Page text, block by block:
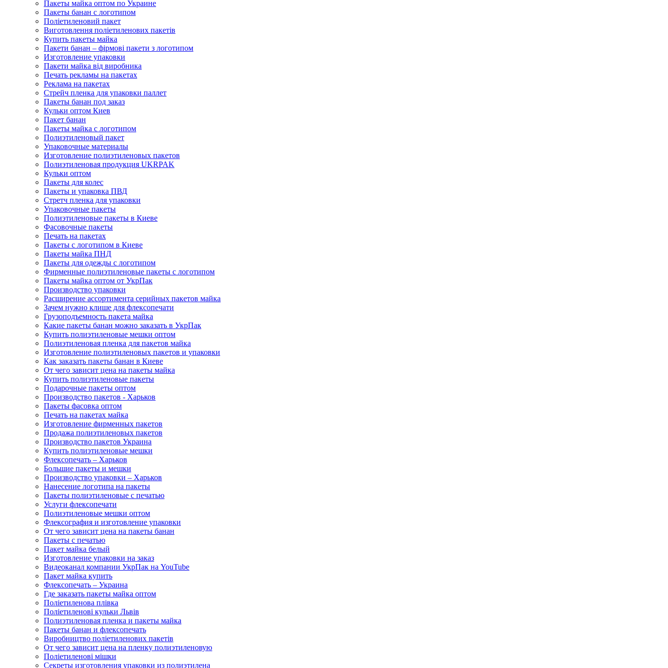
Пакеты майка оптом по Украине
Пакеты банан с логотипом
Поліетиленовий пакет
Виготовлення поліетиленових пакетів
Купить пакеты майка
Пакети банан – фірмові пакети з логотипом
Изготовление упаковки
Пакети майка від виробника
Печать рекламы на пакетах
Реклама на пакетах
Стрейч пленка для упаковки паллет
Пакеты банан под заказ
Кульки оптом Киев
Пакет банан
Пакеты майка с логотипом
Полиэтиленовый пакет
Упаковочные материалы
Изготовление полиэтиленовых пакетов
Полиэтиленовая продукция UKRPAK
Кульки оптом
Пакеты для колес
Пакеты и упаковка ПВД
Стретч пленка для упаковки
Упаковочные пакеты
Полиэтиленовые пакеты в Киеве
Фасовочные пакеты
Печать на пакетах
Пакеты с логотипом в Киеве
Пакеты майка ПНД
Пакеты для одежды с логотипом
Фирменные полиэтиленовые пакеты с логотипом
Пакеты майка оптом от УкрПак
Производство упаковки
Расширение ассортимента серийных пакетов майка
Зачем нужно клише для флексопечати
Грузоподъемность пакета майка
Какие пакеты банан можно заказать в УкрПак
Купить полиэтиленовые мешки оптом
Полиэтиленовая пленка для пакетов майка
Изготовление полиэтиленовых пакетов и упаковки
Как заказать пакеты банан в Киеве
От чего зависит цена на пакеты майка
Купить полиэтиленовые пакеты
Подарочные пакеты оптом
Производство пакетов - Харьков
Пакеты фасовка оптом
Печать на пакетах майка
Изготовление фирменных пакетов
Продажа полиэтиленовых пакетов
Производство пакетов Украина
Купить полиэтиленовые мешки
Флексопечать – Харьков
Большие пакеты и мешки
Производство упаковки – Харьков
Нанесение логотипа на пакеты
Пакеты полиэтиленовые с печатью
Услуги флексопечати
Полиэтиленовые мешки оптом
Флексография и изготовление упаковки
От чего зависит цена на пакеты банан
Пакеты с печатью
Пакет майка белый
Изготовление упаковки на заказ
Видеоканал компании УкрПак на YouTube
Пакет майка купить
Флексопечать – Украина
Где заказать пакеты майка оптом
Поліетиленова плівка
Поліетиленові кульки Львів
Полиэтиленовая пленка и пакеты майка
Пакеты банан и флексопечать
Виробництво поліетиленових пакетів
От чего зависит цена на пленку полиэтиленовую
Поліетиленові мішки
Секреты изготовления упаковки из полиэтилена